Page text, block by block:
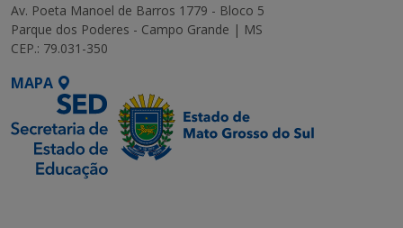
Av. Poeta Manoel de Barros 1779 - Bloco 5
Parque dos Poderes - Campo Grande | MS
CEP.: 79.031-350
MAPA